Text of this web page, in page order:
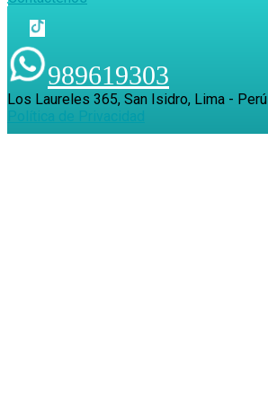
989619303
Los Laureles 365, San Isidro, Lima - Perú
Política de Privacidad